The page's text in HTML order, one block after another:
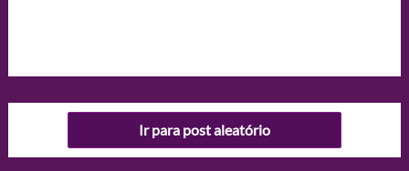
Ir para post aleatório